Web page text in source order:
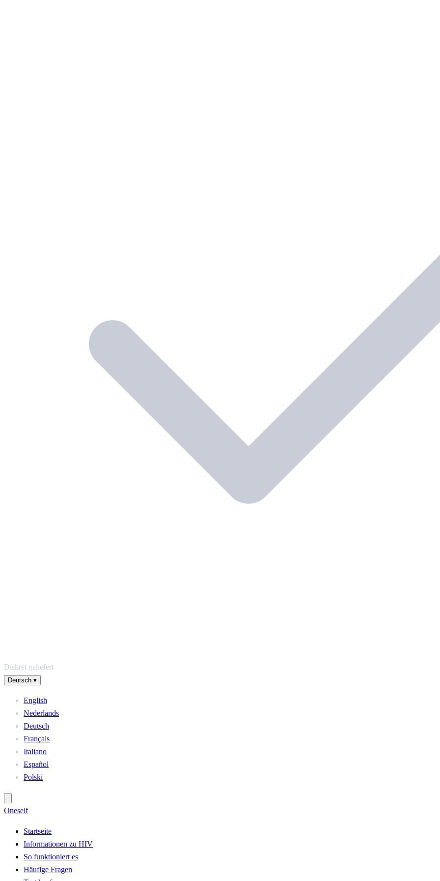
Diskret geliefert
Deutsch ▾
English
Nederlands
Deutsch
Français
Italiano
Español
Polski
Oneself
Startseite
Informationen zu HIV
So funktioniert es
Häufige Fragen